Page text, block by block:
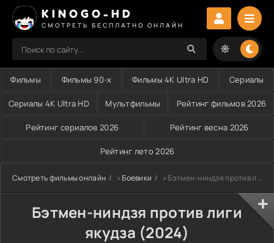
KINOGO-HD
СМОТРЕТЬ БЕСПЛАТНО ОНЛАЙН
Фильмы Фильмы 90-х Фильмы 4K Ultra HD Сериалы
Сериалы 4K Ultra HD Мультфильмы Рейтинг фильмов 2026
Рейтинг сериалов 2026 Рейтинг весна 2026
Рейтинг лето 2026
Смотреть фильмы онлайн »Боевики » Бэтмен-ниндзя против лиги якудза (2024)
Бэтмен-ниндзя против лиги
якудза (2024)